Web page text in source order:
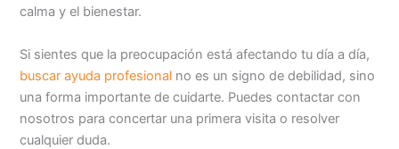
calma y el bienestar.
Si sientes que la preocupación está afectando tu día a día,
buscar ayuda profesional no es un signo de debilidad, sino
una forma importante de cuidarte. Puedes contactar con
nosotros para concertar una primera visita o resolver
cualquier duda.